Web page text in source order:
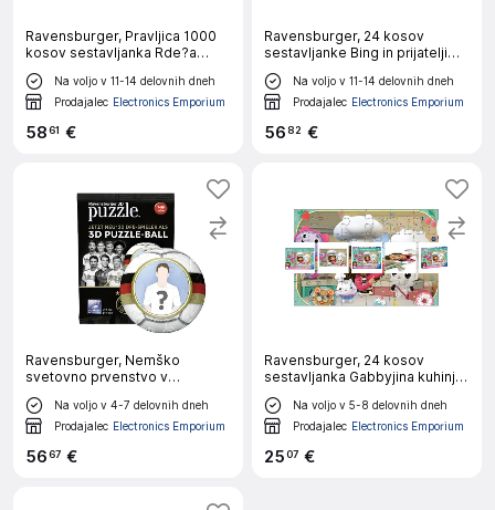
Ravensburger, Pravljica 1000
kosov sestavljanka Rde?a
kapica in volk s tehnologijo
Softclick, Ve?barvno
Na voljo v 11-14 delovnih dneh
Prodajalec Electronics Emporium
5861 €
Ravensburger, 24 kosov
sestavljanke Bing in prijatelji
velikanskega tlaka Collèction,
Ve?barvno
Na voljo v 11-14 delovnih dneh
Prodajalec Electronics Emporium
56 82 €
Ravensburger, Nemško
svetovno prvenstvo v
nogometu 2018 3D
sestavljanka 27 paketov
skrivnostnih žogic, Ve?barvno
Na voljo v 4-7 delovnih dneh
Prodajalec Electronics Emporium
5667 €
Ravensburger, 24 kosov
sestavljanka Gabbyjina kuhinja
iz Gabbyjine hiše za lutke Giant
Floor Collèction, Ve?barvno
Na voljo v 5-8 delovnih dneh
Prodajalec Electronics Emporium
2507 €